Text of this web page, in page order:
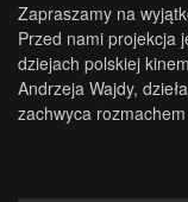
Zapraszamy na
Przed nami projekcja
dziejach polskiej
Andrzeja Wajdy,
zachwyca